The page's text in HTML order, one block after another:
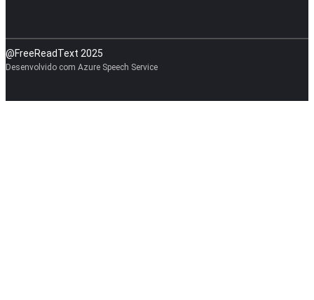
@FreeReadText 2025
Desenvolvido com Azure Speech Service